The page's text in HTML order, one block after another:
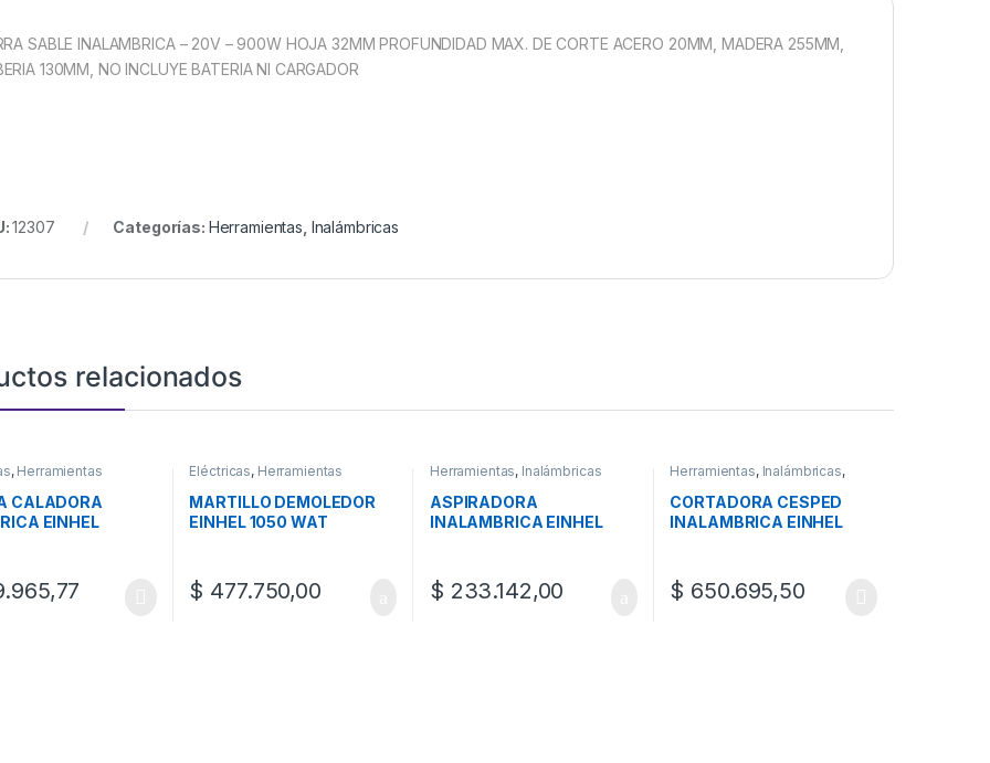
SABLE INALAMBRICA – 20V – 900W HOJA 32MM PROFUNDIDAD MAX. DE CORTE ACERO 20MM, MADERA 255MM,
130MM, NO INCLUYE BATERIA NI CARGADOR
12307 Categorías: Herramientas, Inalámbricas
relacionados
, Herramientas
CALADORA
EINHEL
Eléctricas, Herramientas
MARTILLO DEMOLEDOR
EINHEL 1050 WAT
$ 477.750,00
Herramientas, Inalámbricas
ASPIRADORA
INALAMBRICA EINHEL
$ 233.142,00
Herramientas, Inalámbricas,
Jardín
CORTADORA CESPED
INALAMBRICA EINHEL
$ 650.695,50